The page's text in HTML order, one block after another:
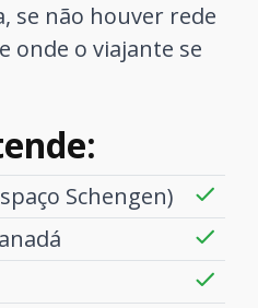
se não houver rede
onde o viajante se
Schengen)